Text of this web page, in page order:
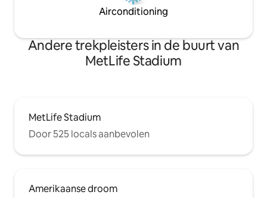
Airconditioning
Andere trekpleisters in de buurt van
MetLife Stadium
MetLife Stadium
Door 525 locals aanbevolen
Amerikaanse droom